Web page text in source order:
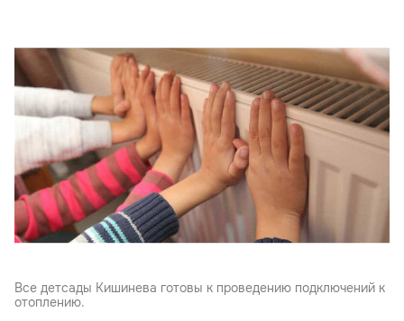
Все детсады Кишинева готовы к проведению подключений к
отоплению.